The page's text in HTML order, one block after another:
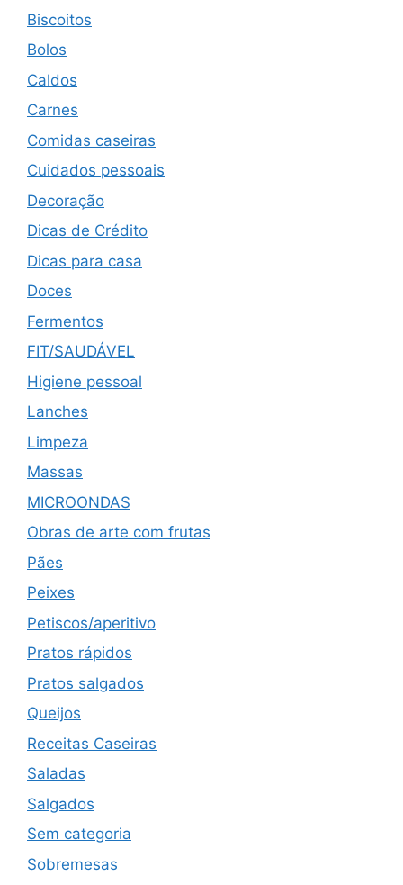
Biscoitos
Bolos
Caldos
Carnes
Comidas caseiras
Cuidados pessoais
Decoração
Dicas de Crédito
Dicas para casa
Doces
Fermentos
FIT/SAUDÁVEL
Higiene pessoal
Lanches
Limpeza
Massas
MICROONDAS
Obras de arte com frutas
Pães
Peixes
Petiscos/aperitivo
Pratos rápidos
Pratos salgados
Queijos
Receitas Caseiras
Saladas
Salgados
Sem categoria
Sobremesas